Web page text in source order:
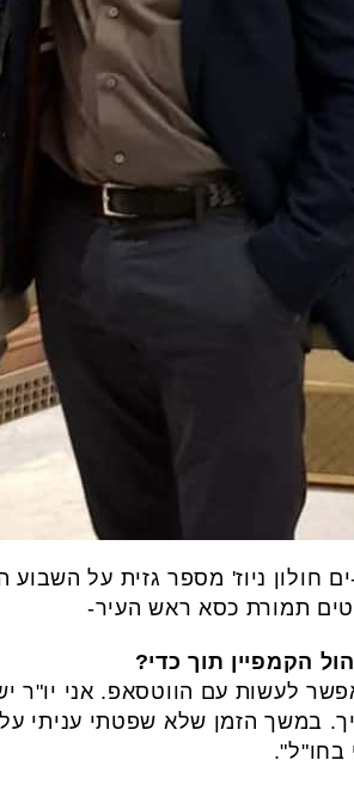
חולון ניוז' מספר גזית על
תמורת כסא ראש העיר-
הקמפיין תוך כדי?
במשך הזמן שלא שפטתי עניתי
בחו"ל".